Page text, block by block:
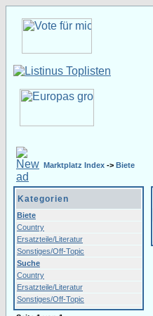
Marktplatz Index -> Biete
Kategorien
Biete
Country
Ersatzteile/Literatur
Sonstiges/Off-Topic
Suche
Country
Ersatzteile/Literatur
Sonstiges/Off-Topic